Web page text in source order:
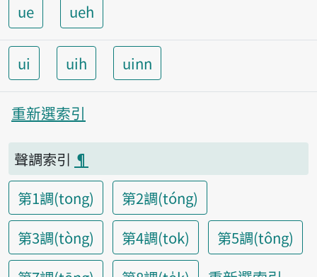
ue ueh
ui uih uinn
重新選索引
聲調索引 ¶
第1調(tong)
第2調(tóng)
第3調(tòng)
第4調(tok)
第5調(tông)